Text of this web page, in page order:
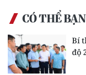
CÓ THỂ
Bí
độ